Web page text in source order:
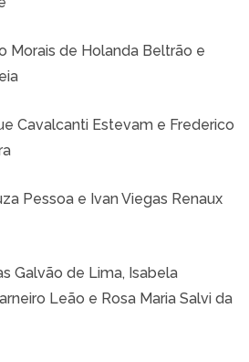
Morais de Holanda Beltrão e
Cavalcanti Estevam e Frederico
Pessoa e Ivan Viegas Renaux
Galvão de Lima, Isabela
Leão e Rosa Maria Salvi da